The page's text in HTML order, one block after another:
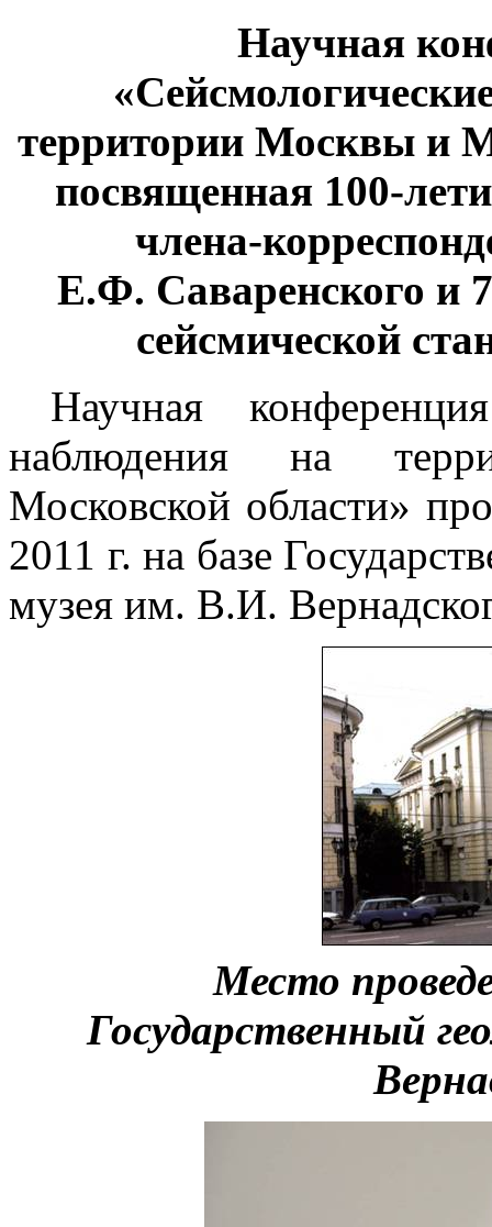
Научная
территории Москвы и
посвященная 100-
члена-
Е.Ф. Саваренского и
сейсмической
Научная
наблюдения на
Московской области»
2011 г. на базе
музея им. В.И.
Место
Государственный